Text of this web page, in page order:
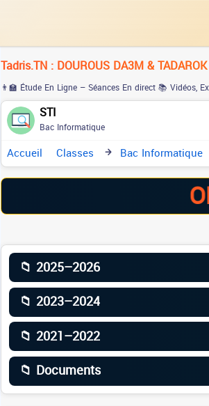
Tadris.TN : DOUROUS DA3M & TADAROK
👨‍🏫 Étude En Ligne – Séances En direct📚 Vidéos,
STI
Bac Informatique
Accueil Classes Bac Informatique
📁 2025–2026
📁 2023–2024
📁 2021–2022
📁 Documents